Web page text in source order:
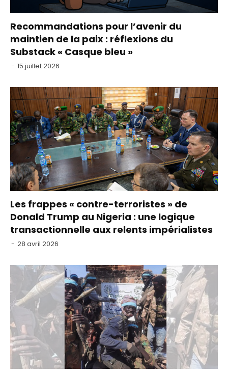
Recommandations pour l’avenir du
maintien de la paix : réflexions du
Substack « Casque bleu »
- 15 juillet 2026
Les frappes « contre-terroristes » de
Donald Trump au Nigeria : une logique
transactionnelle aux relents impérialistes
- 28 avril 2026